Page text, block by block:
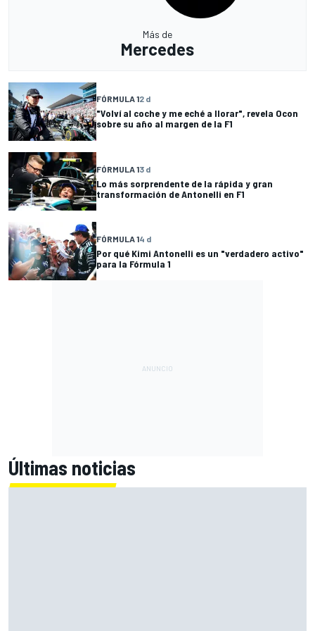
Más de
Mercedes
FÓRMULA 12 d
"Volví al coche y me eché a llorar", revela Ocon
sobre su año al margen de la F1
FÓRMULA 13 d
Lo más sorprendente de la rápida y gran
transformación de Antonelli en F1
FÓRMULA 14 d
Por qué Kimi Antonelli es un "verdadero activo"
para la Fórmula 1
Últimas noticias